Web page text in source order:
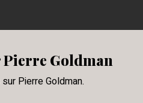
Goldman
Pierre Goldman.